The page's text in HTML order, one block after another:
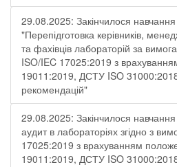
29.08.2025: Закінчилося
"Перепідготовка керівників,
та фахівців лабораторій за
ISO/IEC 17025:2019 з
19011:2019, ДСТУ ISO
рекомендацій"
29.08.2025: Закінчилося
аудит в лабораторіях згідно з
17025:2019 з врахуванням
19011:2019, ДСТУ ISO